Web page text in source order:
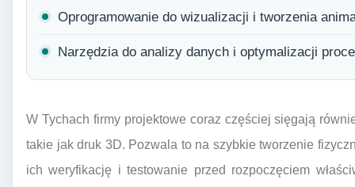
Oprogramowanie do wizualizacji i tworzenia
Narzędzia do analizy danych i optymalizacji
W Tychach firmy projektowe coraz częściej sięgają
takie jak druk 3D. Pozwala to na szybkie tworzenie
ich weryfikację i testowanie przed rozpoczęciem